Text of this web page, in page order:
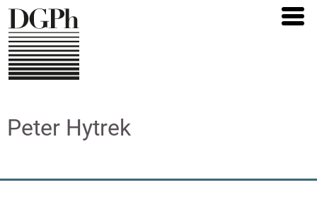
Direkt
zum
Inhalt
Peter Hytrek